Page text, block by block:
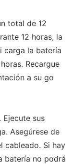
total de 12
12 horas, la
carga la batería
Recargue
a su go
sus
Asegúrese de
cableado. Si hay
batería no podrá